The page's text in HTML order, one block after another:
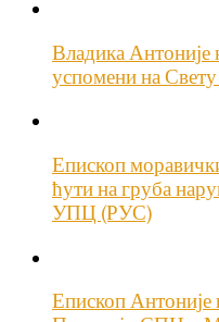
Владика Антоније
успомени на
Епископ
ћути на груба
УПЦ (РУС)
Епископ Антоније